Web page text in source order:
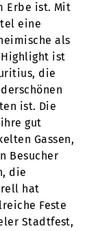
Erbe ist. Mit
eine
als
Highlight ist
die
ist. Die
gut
Gassen,
Besucher
die
hat
Feste
Stadtfest,